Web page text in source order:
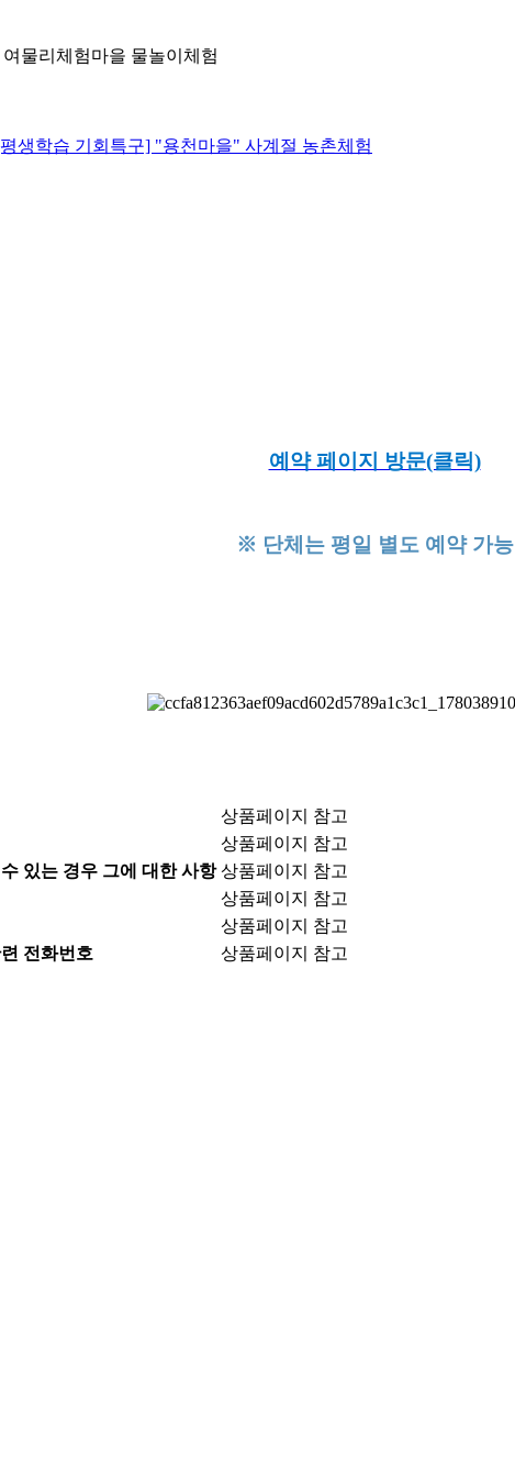
물리체험마을 물놀이체험
생학습 기회특구] "용천마을" 사계절 농촌체험
예약 페이지 방문(클릭)
※ 단체는 평일 별도 예약 가능
상품페이지 참고
상품페이지 참고
있는 경우 그에 대한 사항 상품페이지 참고
상품페이지 참고
상품페이지 참고
전화번호
상품페이지 참고